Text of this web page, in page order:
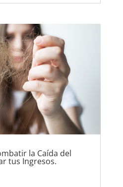
la Caída del
tus Ingresos.